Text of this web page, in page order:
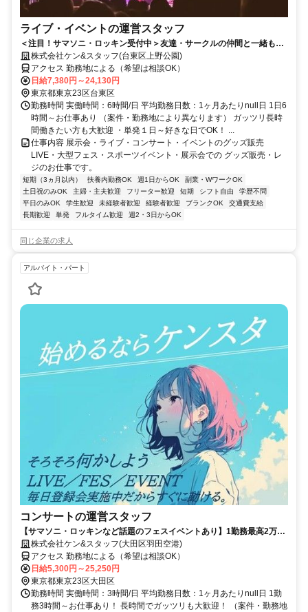
ライブ・イベントの運営スタッフ
＜注目！サマソニ・ロッキン受付中＞友達・サークルの仲間と一緒もＯ
Ｋ！友達紹介で2000円★単発1日～/短期/平日・土日のみOK！
株式会社ケン&スタッフ(台東区上野公園)
アクセス 勤務地による（希望は相談OK）
日給7,380円～24,130円
東京都東京23区台東区
勤務時間 実働時間：6時間/日 平均勤務日数：1ヶ月あたりnull日 1日6
時間～お仕事あり （案件・勤務地により異なります） ガッツリ長時
間働きたい方も大歓迎 ・単発１日～好きな日でOK！ ...
仕事内容 展示会・ライブ・コンサート・イベントのグッズ販売
LIVE・大型フェス・スポーツイベント・展示会での グッズ販売・レ
ジのお仕事です。
短期（3ヵ月以内） 扶養内勤務OK 週1日からOK
副業・WワークOK
土日祝のみOK
主婦・主夫歓迎 フリーター歓迎 短期 シフト自由
学歴不問
平日のみOK
学生歓迎 未経験者歓迎 経験者歓迎 ブランクOK
交通費支給
長期歓迎
単発 フルタイム歓迎 週2・3日からOK
同じ企業の求人
アルバイト・パート
コンサートの運営スタッフ
【サマソニ・ロッキンなど話題のフェスイベントあり】1勤務最高2万
5250円！人気のイベント・ライブ・コンサートがたくさん！単発1日～
働きたい時でＯＫ！
株式会社ケン&スタッフ(大田区羽田空港)
アクセス 勤務地による（希望は相談OK）
日給5,300円～25,250円
東京都東京23区大田区
勤務時間 実働時間：3時間/日 平均勤務日数：1ヶ月あたりnull日 1勤
務3時間～お仕事あり！ 長時間でガッツリも大歓迎！ （案件・勤務地